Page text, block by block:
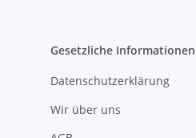
Gesetzliche Informationen
Datenschutzerklärung
Wir über uns